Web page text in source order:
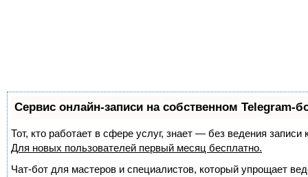
Сервис онлайн-записи на собственном Telegram-
Тот, кто работает в сфере услуг, знает — без ведения
Для новых пользователей первый месяц бесплатно.
Чат-бот для мастеров и специалистов, который упрощает